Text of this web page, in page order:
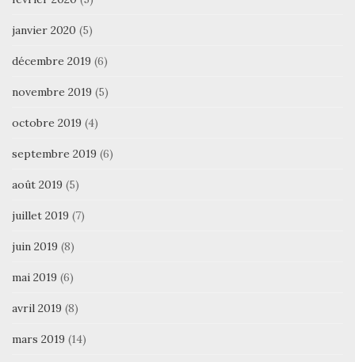
janvier 2020 (5)
décembre 2019 (6)
novembre 2019 (5)
octobre 2019 (4)
septembre 2019 (6)
août 2019 (5)
juillet 2019 (7)
juin 2019 (8)
mai 2019 (6)
avril 2019 (8)
mars 2019 (14)